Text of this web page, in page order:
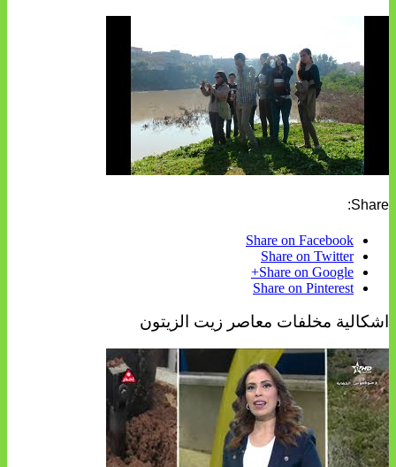
Share:
Share on Facebook
Share on Twitter
Share on Google+
Share on Pinterest
اشكالية مخلفات معاصر زيت الزيتون